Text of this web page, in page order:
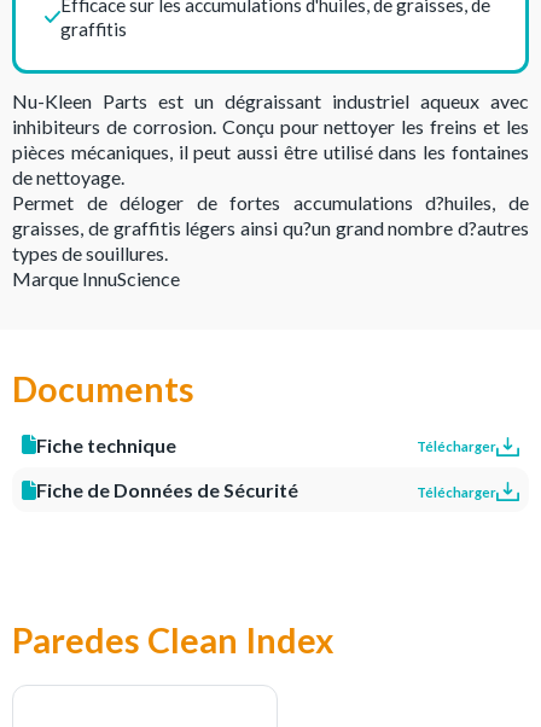
Efficace sur les accumulations d'huiles, de graisses, de
graffitis
Nu-Kleen Parts est un dégraissant industriel aqueux avec
inhibiteurs de corrosion. Conçu pour nettoyer les freins et les
pièces mécaniques, il peut aussi être utilisé dans les fontaines
de nettoyage.
Permet de déloger de fortes accumulations d?huiles, de
graisses, de graffitis légers ainsi qu?un grand nombre d?autres
types de souillures.
Marque InnuScience
Documents
Fiche technique Télécharger
Fiche de Données de Sécurité Télécharger
Paredes Clean Index